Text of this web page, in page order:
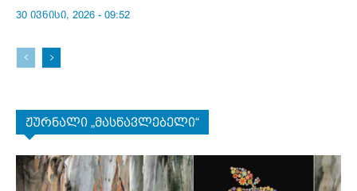
30 ივნისი, 2026 - 09:52
ჟურნალი „მასწავლებელი“